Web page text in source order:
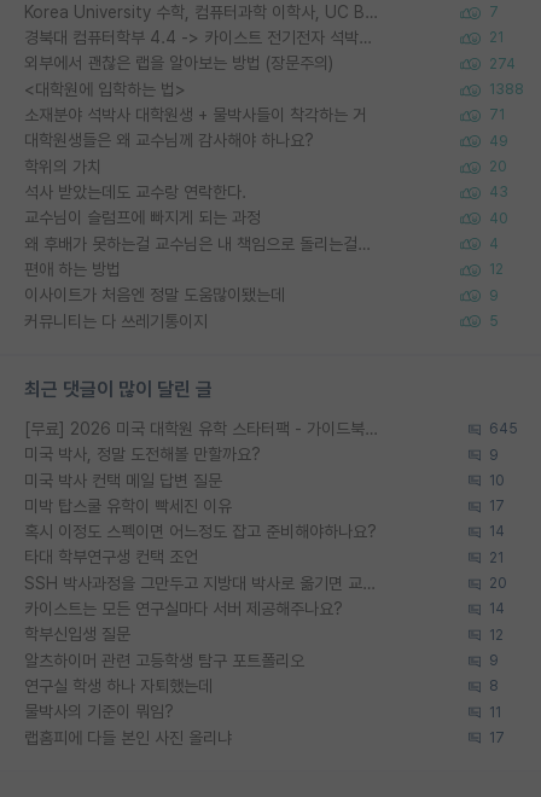
Korea University 수학, 컴퓨터과학 이학사, UC Berkeley 산업공학 대학원 공학박사가 되는 것은 쉽지 않겠죠? 7
경북대 컴퓨터학부 4.4 -> 카이스트 전기전자 석박사통합과정 합격 21
외부에서 괜찮은 랩을 알아보는 방법 (장문주의) 274
<대학원에 입학하는 법> 1388
소재분야 석박사 대학원생 + 물박사들이 착각하는 거 71
대학원생들은 왜 교수님께 감사해야 하나요? 49
학위의 가치 20
석사 받았는데도 교수랑 연락한다. 43
교수님이 슬럼프에 빠지게 되는 과정 40
왜 후배가 못하는걸 교수님은 내 책임으로 돌리는걸까요? 4
편애 하는 방법 12
이사이트가 처음엔 정말 도움많이됐는데 9
커뮤니티는 다 쓰레기통이지 5
최근 댓글이 많이 달린 글
[무료] 2026 미국 대학원 유학 스타터팩 - 가이드북 & 합격자 컨택메일 템플릿 645
미국 박사, 정말 도전해볼 만할까요? 9
미국 박사 컨택 메일 답변 질문 10
미박 탑스쿨 유학이 빡세진 이유 17
혹시 이정도 스펙이면 어느정도 잡고 준비해야하나요? 14
타대 학부연구생 컨택 조언 21
SSH 박사과정을 그만두고 지방대 박사로 옮기면 교수의 꿈은 끝일까요? 20
카이스트는 모든 연구실마다 서버 제공해주나요? 14
학부신입생 질문 12
알츠하이머 관련 고등학생 탐구 포트폴리오 9
연구실 학생 하나 자퇴했는데 8
물박사의 기준이 뭐임? 11
랩홈피에 다들 본인 사진 올리냐 17